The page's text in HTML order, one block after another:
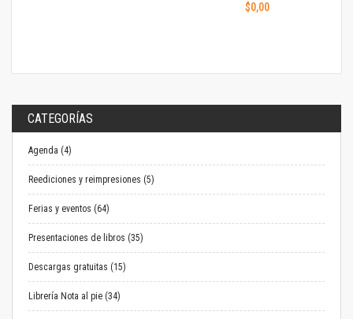
$0,00
CATEGORÍAS
Agenda (4)
Reediciones y reimpresiones (5)
Ferias y eventos (64)
Presentaciones de libros (35)
Descargas gratuitas (15)
Librería Nota al pie (34)